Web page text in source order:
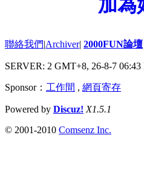
加為
聯絡我們|Archiver| 2000FUN論壇
SERVER: 2 GMT+8, 26-8-7 06:43
Sponsor： 工作間 , 網頁寄存
Powered by Discuz! X1.5.1
© 2001-2010 Comsenz Inc.